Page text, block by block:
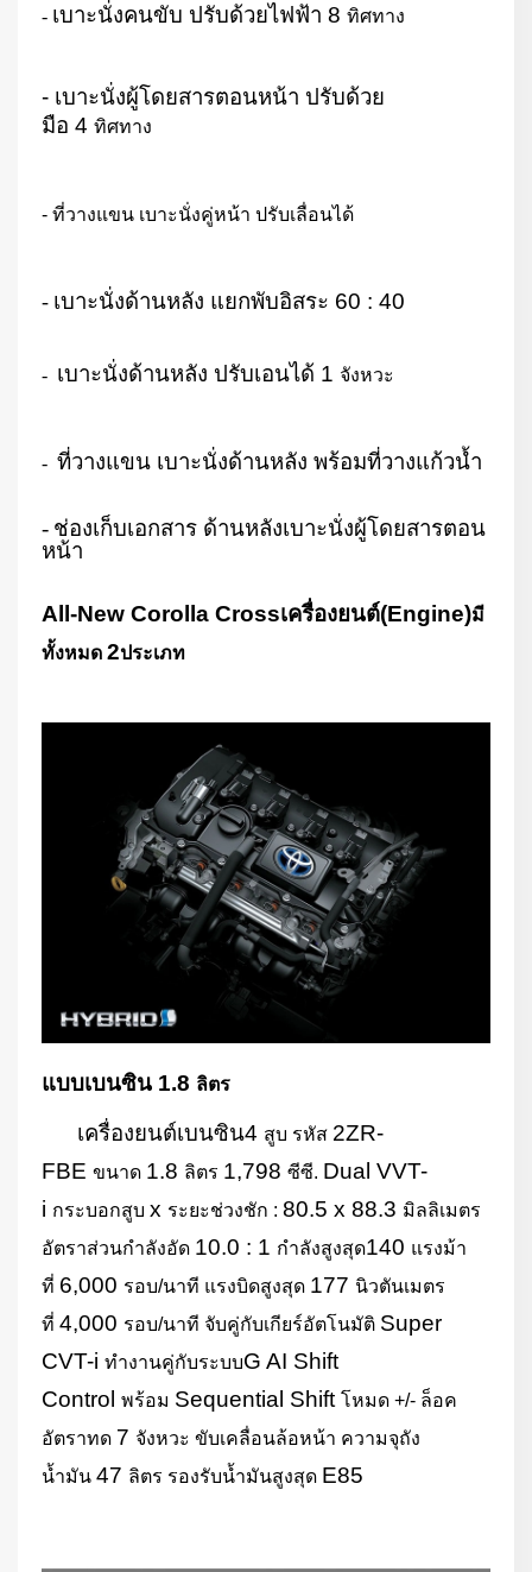
- เบาะนั่งคนขับ ปรับด้วยไฟฟ้า 8 ทิศทาง
- เบาะนั่งผู้โดยสารตอนหน้า ปรับด้วย
มือ 4 ทิศทาง
- ที่วางแขน เบาะนั่งคู่หน้า ปรับเลื่อนได้
- เบาะนั่งด้านหลัง แยกพับอิสระ 60 : 40
- เบาะนั่งด้านหลัง ปรับเอนได้ 1 จังหวะ
- ที่วางแขน เบาะนั่งด้านหลัง พร้อมที่วางแก้วน้ำ
- ช่องเก็บเอกสาร ด้านหลังเบาะนั่งผู้โดยสารตอน
หน้า
All-New Corolla Crossเครื่องยนต์(Engine)มี
ทั้งหมด 2ประเภท
แบบเบนซิน 1.8 ลิตร
เครื่องยนต์เบนซิน4 สูบ รหัส 2ZR-
FBE ขนาด 1.8 ลิตร 1,798 ซีซี. Dual VVT-
i กระบอกสูบ x ระยะช่วงชัก : 80.5 x 88.3 มิลลิเมตร
อัตราส่วนกำลังอัด 10.0 : 1 กำลังสูงสุด140 แรงม้า
ที่ 6,000 รอบ/นาที แรงบิดสูงสุด 177 นิวตันเมตร
ที่ 4,000 รอบ/นาที จับคู่กับเกียร์อัตโนมัติ Super
CVT-i ทำงานคู่กับระบบG AI Shift
Control พร้อม Sequential Shift โหมด +/- ล็อค
อัตราทด 7 จังหวะ ขับเคลื่อนล้อหน้า ความจุถัง
น้ำมัน 47 ลิตร รองรับน้ำมันสูงสุด E85